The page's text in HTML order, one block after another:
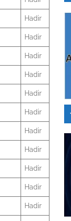
Hadir
Hadir
Hadir
Hadir
Hadir
Hadir
Hadir
Hadir
Hadir
Hadir
Hadir